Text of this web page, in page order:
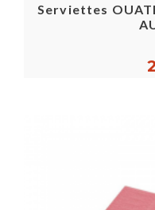
Serviettes